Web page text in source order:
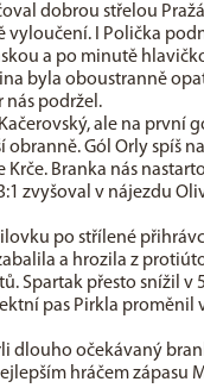
dobrou střelou
vyloučení. I Polička
a po minutě
byla oboustranně
nás podržel.
ale na první
Gól Orly spíš
Branka nás
zvyšoval v nájezdu
po střílené
a hrozila z
Spartak přesto snížil v
pas Pirkla proměnil
dlouho očekávaný
hráčem zápasu